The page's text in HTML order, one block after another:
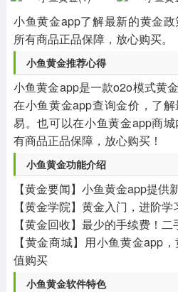
小鱼黄金app了解最新的黄金
所有商品正品保障，放心购买。
小鱼黄金推荐心得
小鱼黄金app是一款o2o模式黄
在小鱼黄金app查询金价，了
易。也可以在小鱼黄金app商
有商品正品保障，放心购买！
小鱼黄金功能介绍
【黄金要闻】小鱼黄金app提供
【黄金学院】黄金入门，进阶
【黄金回收】最少的手续费！
【黄金商城】用小鱼黄金app
值购买
小鱼黄金软件特色